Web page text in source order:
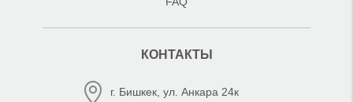
КОНТАКТЫ
г. Бишкек, ул. Анкара 24к